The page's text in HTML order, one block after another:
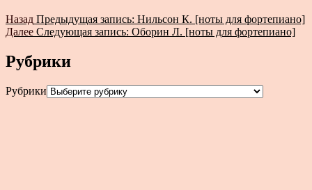
Назад Предыдущая запись: Нильсон К. [ноты для фортепиано]
Далее Следующая запись: Оборин Л. [ноты для фортепиано]
Рубрики
Рубрики